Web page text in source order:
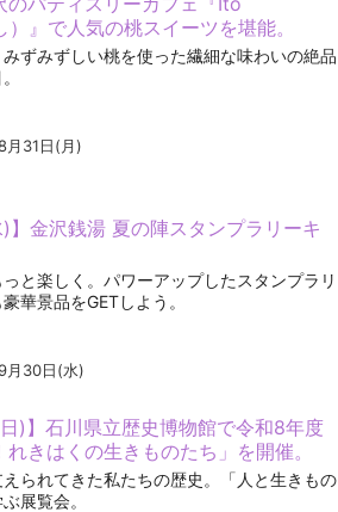
』で人気の桃スイーツを堪能。
ずみずしい桃を使った繊細な味わいの絶品
月31日(月)
】金沢銭湯 夏の陣スタンプラリーキ
と楽しく。パワーアップしたスタンプラリ
華景品をGETしよう。
月30日(水)
)】石川県立歴史博物館で令和8年度
きはくの生きものたち」を開催。
られてきた私たちの歴史。「人と生きもの
展覧会。